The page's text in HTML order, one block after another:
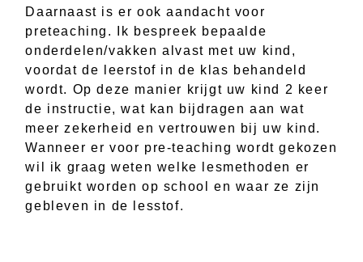
Daarnaast is er ook aandacht voor
preteaching. Ik bespreek bepaalde
onderdelen/vakken alvast met uw kind,
voordat de leerstof in de klas behandeld
wordt. Op deze manier krijgt uw kind 2 keer
de instructie, wat kan bijdragen aan wat
meer zekerheid en vertrouwen bij uw kind.
Wanneer er voor pre-teaching wordt gekozen
wil ik graag weten welke lesmethoden er
gebruikt worden op school en waar ze zijn
gebleven in de lesstof.